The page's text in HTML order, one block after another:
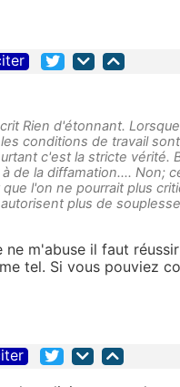
Rien d'étonnant.
conditions de travail
c'est la stricte vérité.
de la diffamation.... Non;
l'on ne pourrait plus
plus de
m'abuse il faut
tel. Si vous pouviez